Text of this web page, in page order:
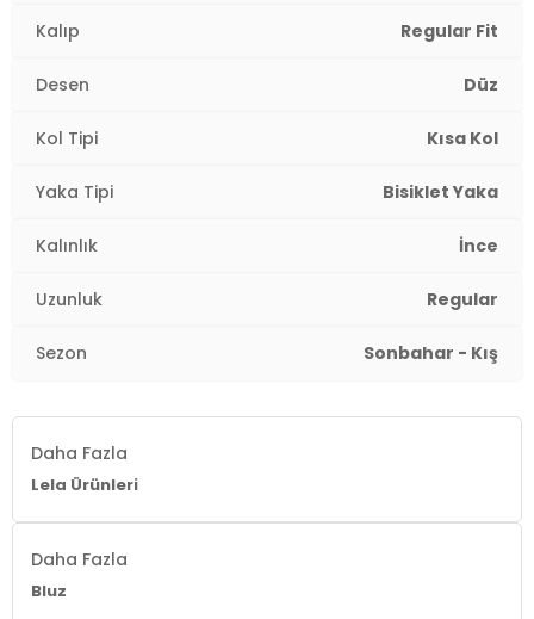
Kalıp Regular Fit
Desen Düz
Kol Tipi Kısa Kol
Yaka Tipi Bisiklet Yaka
Kalınlık İnce
Uzunluk Regular
Sezon Sonbahar - Kış
Daha Fazla
Lela Ürünleri
Daha Fazla
Bluz